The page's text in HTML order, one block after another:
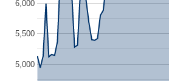
5,000
5,500
6,000